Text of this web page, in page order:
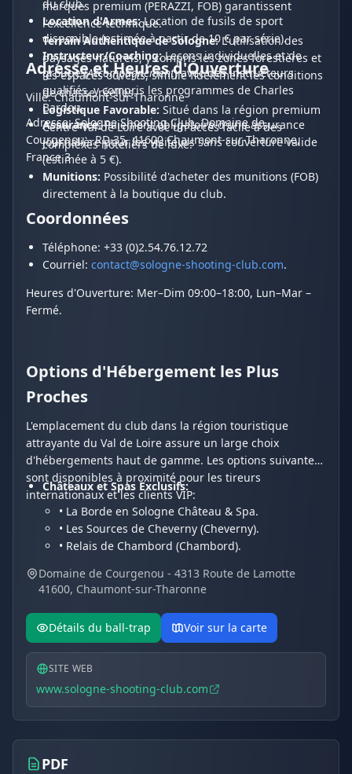
marques premium (PERAZZI, FOB) garantissent
l'excellence technique.
Terrain Authentique de Sologne:L'utilisation des
paysages naturels, y compris les zones forestières et
les espaces ouverts, simule fidèlement les conditions
de chasse réelles.
Logistique Favorable: Situé dans la région premium
Centre-Val de Loire avec un accès facile à des
complexes hôteliers de luxe.
du club.
Location d'Armes:Location de fusils de sport
disponible (estimée à partir de 10 € par série).
Instructeur/Coaching:Leçons individuelles et de
groupe (Accompagnement) avec des instructeurs
qualifiés, y compris les programmes de Charles
Bardou.
Assurance:Paiement obligatoire d'une assurance
journalière pour les visiteurs sans couverture valide
(estimée à 5 €).
Munitions: Possibilité d'acheter des munitions (FOB)
directement à la boutique du club.
Adresse et Heures d'Ouverture
Ville: Chaumont-sur-Tharonne
Adresse: Sologne Shooting Club, Domaine de
Courgenou - RD 35, 41600 Chaumont-sur-Tharonne,
France 3
Coordonnées
Téléphone: +33 (0)2.54.76.12.72
Courriel: contact@sologne-shooting-club.com.
Heures d'Ouverture: Mer–Dim 09:00–18:00, Lun–Mar –
Fermé.
Options d'Hébergement les Plus
Proches
L'emplacement du club dans la région touristique
attrayante du Val de Loire assure un large choix
d'hébergements haut de gamme. Les options suivantes
sont disponibles à proximité pour les tireurs
internationaux et les clients VIP:
Châteaux et Spas Exclusifs:
• La Borde en Sologne Château & Spa.
• Les Sources de Cheverny (Cheverny).
• Relais de Chambord (Chambord).
• Les Hayes en Sologne (Fontaines-en-Sologne).
• Hotel Restaurant Le Vieux Fusil.
Domaine de Courgenou - 4313 Route de Lamotte
41600, Chaumont-sur-Tharonne
Détails du ball-trap Voir sur la carte
SITE WEB
www.sologne-shooting-club.com
PDF